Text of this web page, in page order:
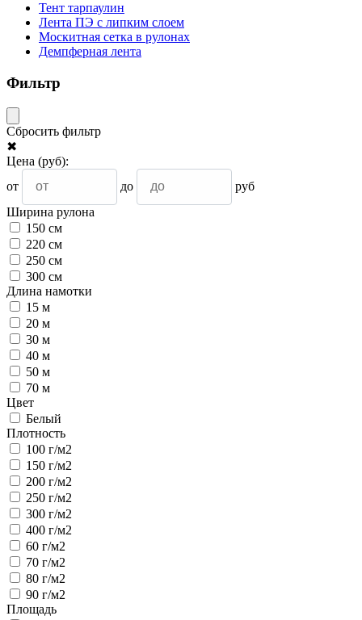
Тент тарпаулин
Лента ПЭ с липким слоем
Москитная сетка в рулонах
Демпферная лента
Фильтр
Сбросить фильтр
✖
Цена (руб):
от
до
руб
Ширина рулона
150 см
220 см
250 см
300 см
Длина намотки
15 м
20 м
30 м
40 м
50 м
70 м
Цвет
Белый
Плотность
100 г/м2
150 г/м2
200 г/м2
250 г/м2
300 г/м2
400 г/м2
60 г/м2
70 г/м2
80 г/м2
90 г/м2
Площадь